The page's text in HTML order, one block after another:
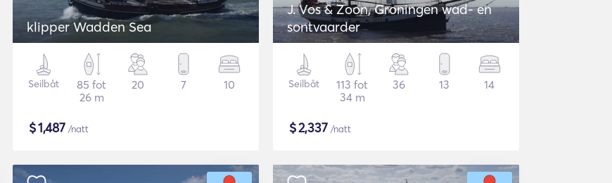
klipper Wadden Sea
Seilbåt
85 fot
26 m
20 7 10
$1,487 /natt
J. Vos & Zoon, Groningen wad- en
sontvaarder
Seilbåt
113 fot
34 m
36 13 14
$2,337 /natt